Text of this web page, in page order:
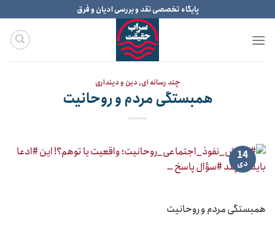
to
content
پایگاه تخصصی نقد و بررسی ادیان و فرق
چند رسانه ای,دین و دینداری
همبستگی مردم و روحانیت
14
دی
همبستگی مردم و روحانیت